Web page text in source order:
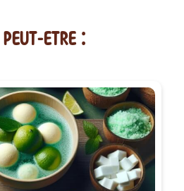
ETRE :